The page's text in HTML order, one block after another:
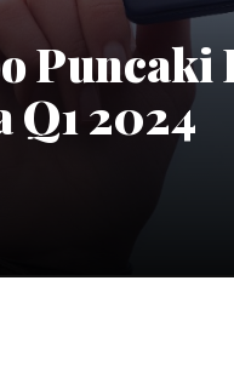
Puncaki
2024